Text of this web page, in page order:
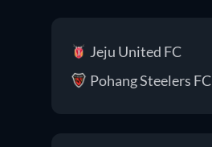
Jeju United FC
Pohang Steelers FC